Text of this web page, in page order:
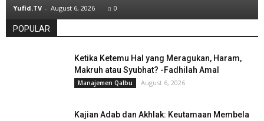
Yufid.TV - August 6, 2026 0
POPULAR
Ketika Ketemu Hal yang Meragukan, Haram,
Makruh atau Syubhat? -Fadhilah Amal
Manajemen Qalbu August 6, 2026
Kajian Adab dan Akhlak: Keutamaan Membela